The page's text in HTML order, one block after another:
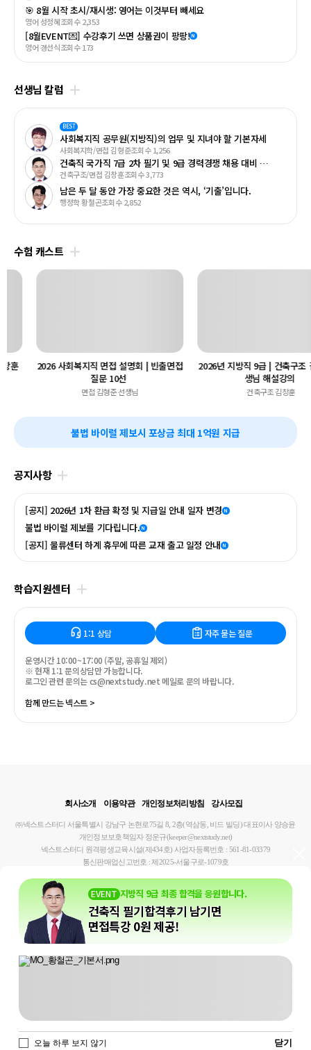
EVENT 지방직 9급 최종 합격을 응원합니다.
건축직 필기합격후기 남기면
면접특강 0원 제공!
닫기
오늘 하루 보지 않기
🎯 8월 시작 초시/재시생: 영어는 이것부터 빼세요
영어 성정혜조회수 2,353
[8월EVENT💌] 수강후기 쓰면 상품권이 팡팡! N
영어 경선식조회수 173
선생님 칼럼
BEST
사회복지직 공무원(지방직)의 업무 및 지녀야 할 기본자세
사회복지학/면접 김형준조회수 1,256
건축직 국가직 7급 2차 필기 및 9급 경력경쟁 채용 대비 학습 전략
건축구조/면접 김창훈조회수 3,773
남은 두 달 동안 가장 중요한 것은 역시, ‘기출’입니다.
행정학 황철곤조회수 2,852
수험 캐스트
2026 사회복지직 면접 설명회 | 빈출면접
질문 10선
면접 김형준 선생님
2026년 지방직 9급 | 건축구조 김창
생님 해설강의
건축구조 김창훈
교
재
배
불법 바이럴 제보시 포상금 최대 1억원 지급
공지사항
[공지] 2026년 1차 환급 확정 및 지급일 안내 일자 변경 N
불법 바이럴 제보를 기다립니다. N
[공지] 물류센터 하계 휴무에 따른 교재 출고 일정 안내 N
학습지원센터
1:1 상담 자주 묻는 질문
운영시간 10:00~17:00 (주말, 공휴일 제외)
※ 현재 1:1 문의상담만 가능합니다.
로그인 관련 문의는 cs@nextstudy.net 메일로 문의 바랍니다.
함께 만드는 넥스트 >
회사소개 이용약관 개인정보처리방침 강사모집
㈜넥스트스터디 서울특별시 강남구 논현로75길 8, 2층(역삼동, 비드 빌딩)대표이사 양승윤
개인정보보호책임자 정운규(keeper@nextstudy.net)
넥스트스터디 원격평생교육시설(제434호) 사업자등록번호 : 561-81-03379
통신판매업신고번호 : 제2025-서울구로-1079호